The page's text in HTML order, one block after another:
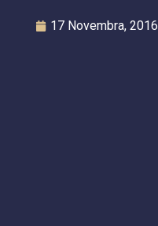
17 Novembra, 2016